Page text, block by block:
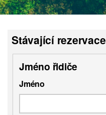
Stávající rezervace
Jméno řidiče
Jméno